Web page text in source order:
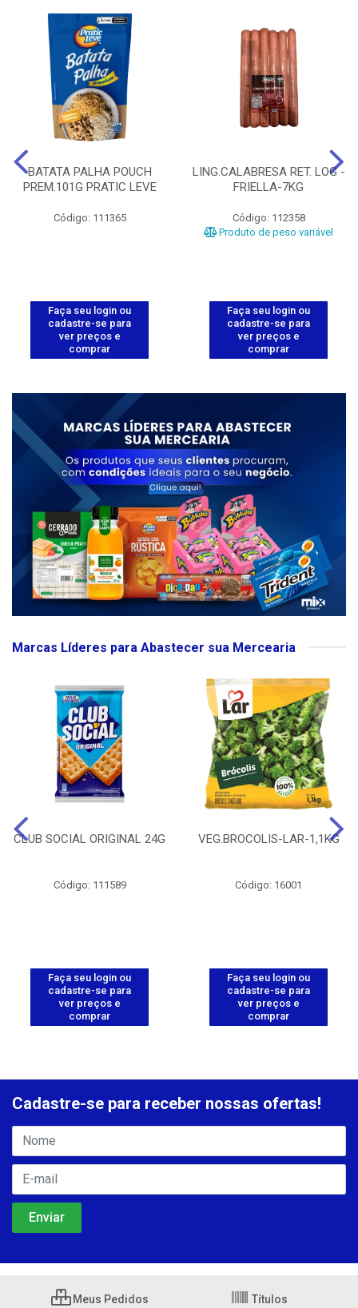
BATATA PALHA POUCH
PREM.101G PRATIC LEVE
Código: 111365
Faça seu login ou
cadastre-se para
ver preços e
comprar
LING.CALABRESA RET. LOG -
FRIELLA-7KG
Código: 112358
Produto de peso variável
Faça seu login ou
cadastre-se para
ver preços e
comprar
Marcas Líderes para Abastecer sua Mercearia
CLUB SOCIAL ORIGINAL 24G
Código: 111589
Faça seu login ou
cadastre-se para
ver preços e
comprar
VEG.BROCOLIS-LAR-1,1KG
Código: 16001
Faça seu login ou
cadastre-se para
ver preços e
comprar
Cadastre-se para receber nossas ofertas!
Meus Pedidos Títulos